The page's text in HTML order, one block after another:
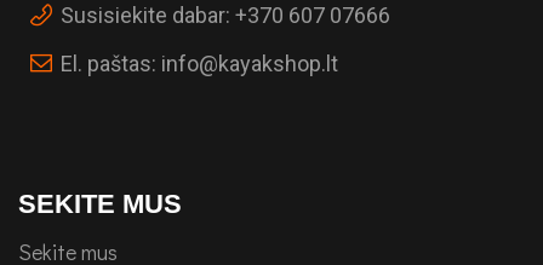
Susisiekite dabar: +370 607 07666
El. paštas: info@kayakshop.lt
SEKITE MUS
Sekite mus